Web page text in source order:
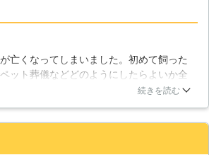
一緒に葬儀する「合同葬儀」と、一体
ずつ葬儀する「個別葬儀」とに大きく
分けられます。当店での火葬は、全て
「個別火葬」にて行います。そのた
め、最期の時まで大事なペットと共に
亡くなってしまいました。初めて飼った
ット葬儀などどのようにしたらよいか全
アルパークさんに相談しました。担当の方
クさんのおかげで心のこもった葬儀を行
す。
続きを読む